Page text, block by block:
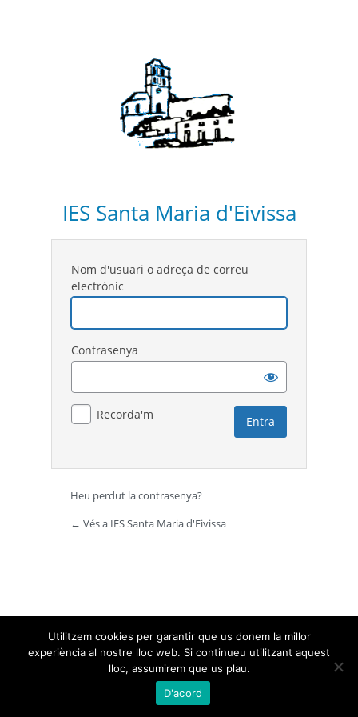
IES Santa Maria d'Eivissa
Nom d'usuari o adreça de correu
electrònic
Contrasenya
Recorda'm
Heu perdut la contrasenya?
← Vés a IES Santa Maria d'Eivissa
Utilitzem cookies per garantir que us donem la millor
experiència al nostre lloc web. Si continueu utilitzant aquest
lloc, assumirem que us plau.
D'acord